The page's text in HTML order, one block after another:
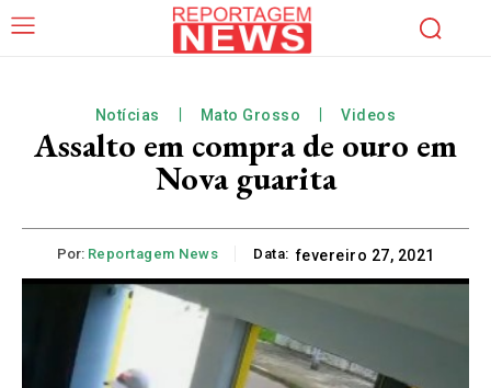
Notícias Mato Grosso Videos
Assalto em compra de ouro em
Nova guarita
Por: Reportagem News Data: fevereiro 27, 2021